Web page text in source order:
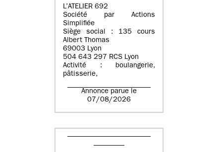
L’ATELIER 692
Société par Actions
Simplifiée
Siège social : 135 cours
Albert Thomas
69003 Lyon
504 643 297 RCS Lyon
Activité : boulangerie,
pâtisserie,
Annonce parue le
07/08/2026